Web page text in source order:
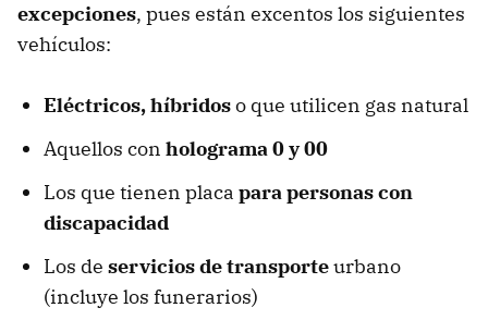
excepciones, pues están excentos los siguientes
vehículos:
Eléctricos, híbridoso que utilicen gas natural
Aquellos con holograma 0 y 00
Los que tienen placa para personas con
discapacidad
Los de servicios de transporteurbano
(incluye los funerarios)